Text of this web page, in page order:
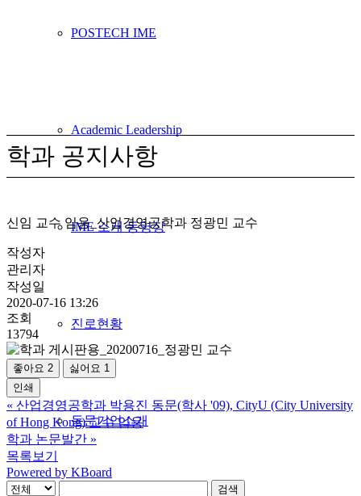
POSTECH IME
Academic Leadership
IME 소개 동영상
진로현황
동문기업소개
학과 공지사항
신임 교수 임용_산업경영공학과 정광민 교수
작성자
관리자
작성일
2020-07-16 13:26
조회
13794
좋아요 2 싫어요 1
인쇄
« 산업경영공학과 박용진 동문(학사 '09), CityU (City University
of Hong Kong) 교수 임용
학과 논문발간 »
목록보기
Powered by KBoard
검색